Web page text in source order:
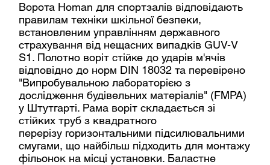
Ворота Homan для спортзалів відповідають
правилам техніки шкільної безпеки,
встановленим управлінням державного
страхування від нещасних випадків GUV-V
S1. Полотно воріт стійке до ударів м'ячів
відповідно до норм DIN 18032 та перевірено
"Випробувальною лабораторією з
дослідження будівельних матеріалів" (FMPA)
у Штутгарті. Рама воріт складається зі
стійких труб з квадратного
перерізу горизонтальними підсилювальними
смугами, що найбільш підходить для монтажу
фільонок на місці установки. Баластне